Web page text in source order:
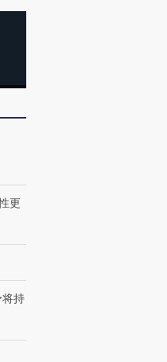
视线｜被称为“蟑螂”的印
度Z世代 用街头抗争将教
育部长拱下台
【商旅对话】华住集团
更
持